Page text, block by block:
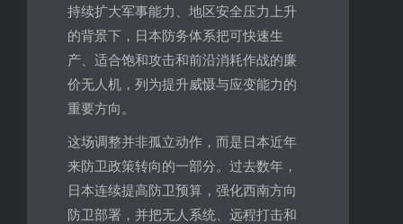
持续扩大军事能力、地区安全压力上升
的背景下，日本防务体系把可快速生
产、适合饱和攻击和前沿消耗作战的廉
价无人机，列为提升威慑与应变能力的
重要方向。
这场调整并非孤立动作，而是日本近年
来防卫政策转向的一部分。过去数年，
日本连续提高防卫预算，强化西南方向
防卫部署，并把无人系统、远程打击和